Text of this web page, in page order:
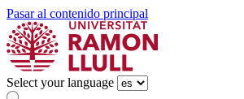
Pasar al contenido principal
Select your language